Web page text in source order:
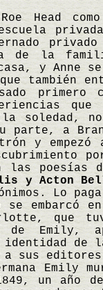
Head
de la
y Anne
también
primero
la soledad,
a
y
las poesías
y Acton
Lo
se
que
de Emily,
de
sus
Emily
un año